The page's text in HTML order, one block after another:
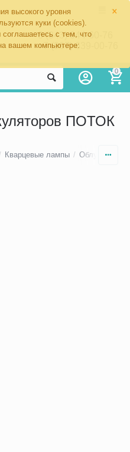
×
высокого уровня
куки (cookies).
с тем, что
вашем компьютере:
8 (343) 344-60-76
+7 (967) 639-00-76
0
ПОТОК
Кварцевые лампы / Облучатели-